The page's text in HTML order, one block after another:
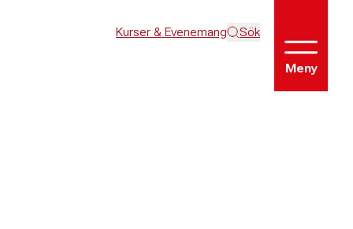
Kurser & Evenemang Sök
Meny